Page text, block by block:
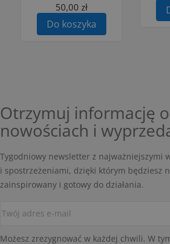
50,00 zł
Do koszyka
Otrzymuj informację o
nowościach i
Tygodniowy newsletter z najważniejszymi
i spostrzeżeniami, dzięki którym będziesz
zainspirowany i gotowy do działania.
Możesz zrezygnować w każdej chwili. W